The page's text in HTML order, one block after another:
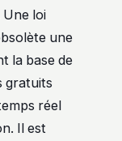
Une loi
une
la base de
gratuits
réel
Il est